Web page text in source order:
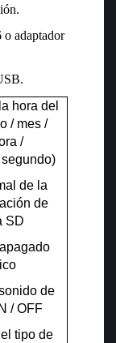
adaptador
hora del
/ mes /
/
de la
de
SD
de
/ OFF
tipo de